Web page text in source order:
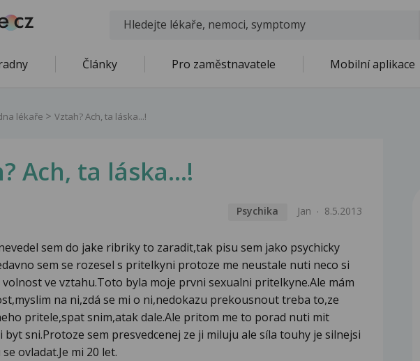
Články Pro zaměstnavatele Mobilní aplikace
lékaře Vztah? Ach, ta láska...!
Ach, ta láska...!
Psychika Jan 8.5.2013
sem do jake ribriky to zaradit,tak pisu sem jako psychicky
sem se rozesel s pritelkyni protoze me neustale nuti neco si
ve vztahu.Toto byla moje prvni sexualni pritelkyne.Ale mám
na ni,zdá se mi o ni,nedokazu prekousnout treba to,ze
pritele,spat snim,atak dale.Ale pritom me to porad nuti mit
byt sni.Protoze sem presvedcenej ze ji miluju ale síla touhy je silnejsi
ovladat.Je mi 20 let.